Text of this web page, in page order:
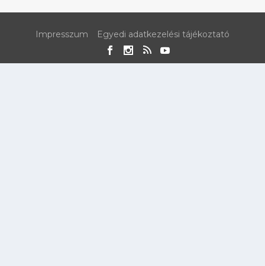
Impresszum Egyedi adatkezelési tájékoztató